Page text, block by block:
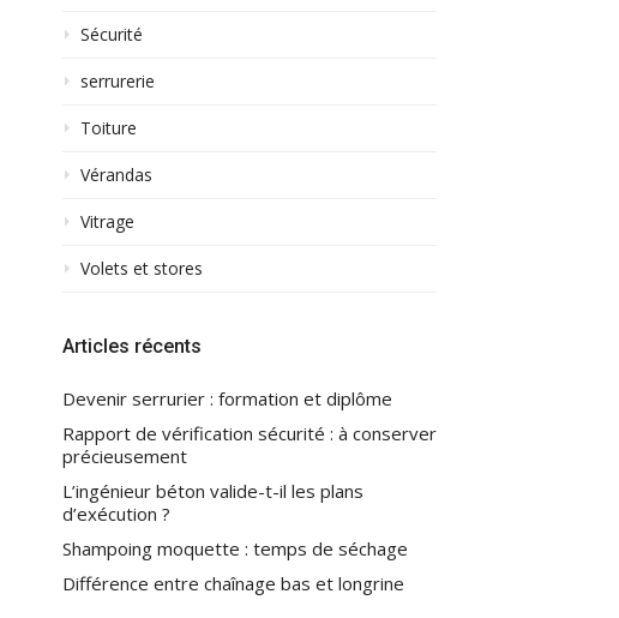
Sécurité
serrurerie
Toiture
Vérandas
Vitrage
Volets et stores
Articles récents
Devenir serrurier : formation et diplôme
Rapport de vérification sécurité : à conserver
précieusement
L’ingénieur béton valide-t-il les plans
d’exécution ?
Shampoing moquette : temps de séchage
Différence entre chaînage bas et longrine